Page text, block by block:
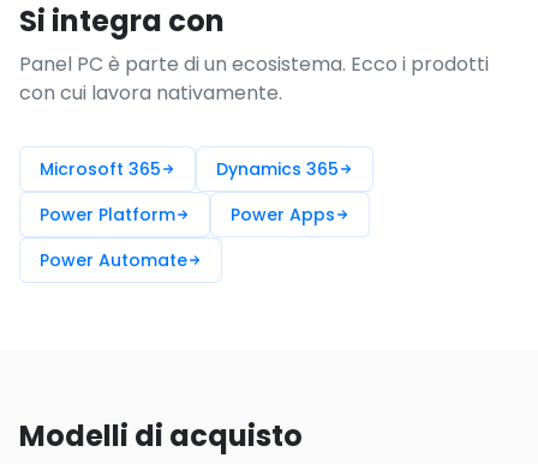
Si integra con
Panel PC è parte di un ecosistema. Ecco i prodotti
con cui lavora nativamente.
Microsoft 365
Dynamics 365
Power Platform
Power Apps
Power Automate
Modelli di acquisto